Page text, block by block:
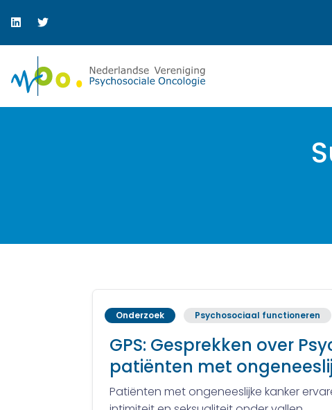
Onderzoek Psychosociaal functioneren
GPS: Gesprekken over
patiënten met
Patiënten met ongeneeslijke kanker